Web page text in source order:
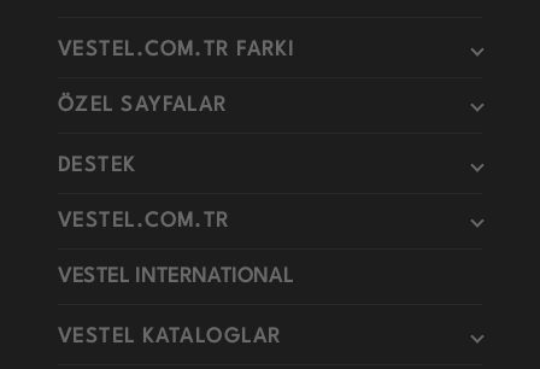
VESTEL.COM.TR FARKI
ÖZEL SAYFALAR
DESTEK
VESTEL.COM.TR
VESTEL INTERNATIONAL
VESTEL KATALOGLAR